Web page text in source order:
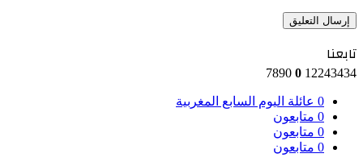
تابعنا
12243434
0
0 عائلة اليوم السابع المغربية
0 متابعون
0 متابعون
0 متابعون